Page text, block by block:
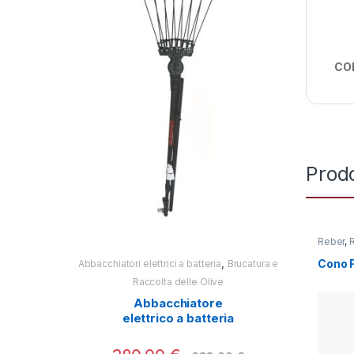
Reber,
Cono
Abbacchiatori elettrici a batteria
Brucatura e
Raccolta delle Olive
Abbacchiatore
elettrico a batteria